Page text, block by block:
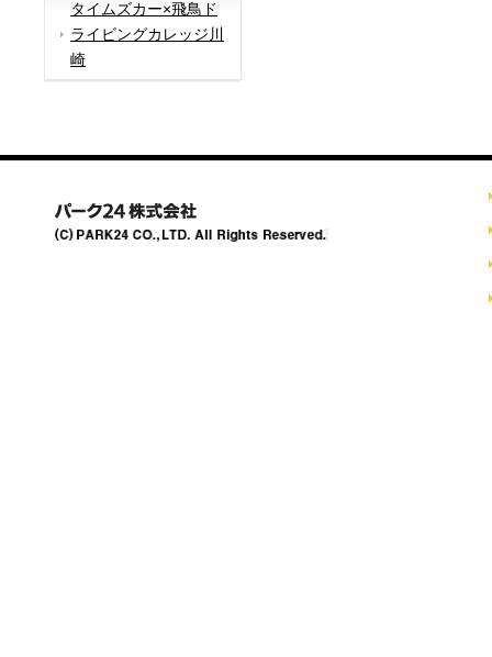
タイムズカー×飛鳥ド
ライビングカレッジ川
崎